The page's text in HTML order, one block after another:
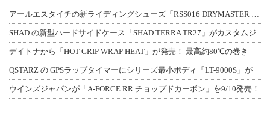
アールエスタイチの新ライディングシューズ「RSS016 DRYMASTER スト
SHAD の新型ハードサイドケース「SHAD TERRA TR27」がカスタムジ
デイトナから「HOT GRIP WRAP HEAT」が発売！ 最高約80℃の巻き
QSTARZ の GPSラップタイマーにシリーズ最小ボディ「LT-9000S」が
ウインズジャパンが「A-FORCE RR チョップドカーボン」を9/10発売！